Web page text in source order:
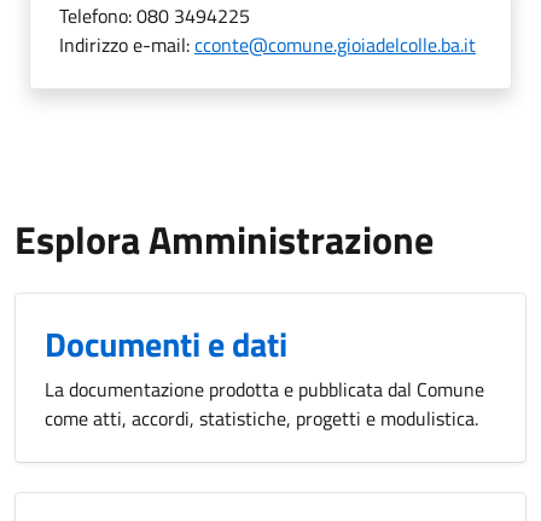
Telefono:080 3494225
Indirizzo e-mail:cconte@comune.gioiadelcolle.ba.it
Esplora Amministrazione
Documenti e dati
La documentazione prodotta e pubblicata dal Comune
come atti, accordi, statistiche, progetti e modulistica.